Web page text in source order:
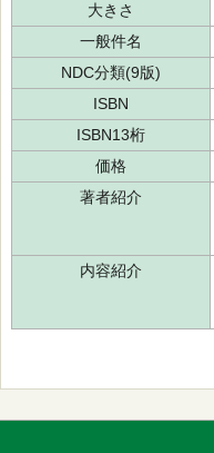
大きさ
一般件名
NDC分類(9版)
ISBN
ISBN13桁
価格
著者紹介
内容紹介